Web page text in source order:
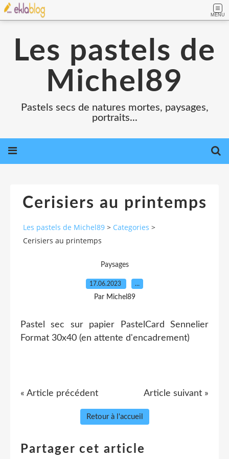
MENU
Les pastels de
Michel89
Pastels secs de natures mortes, paysages,
portraits...
Cerisiers au printemps
Les pastels de Michel89 > Categories >
Cerisiers au printemps
Paysages
17.06.2023 …
Par Michel89
Pastel sec sur papier PastelCard Sennelier
Format 30x40 (en attente d'encadrement)
« Article précédent Article suivant »
Retour à l'accueil
Partager cet article